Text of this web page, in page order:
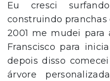
Eu cresci
construindo
2001 me mudei para
Franscisco para
depois disso
árvore